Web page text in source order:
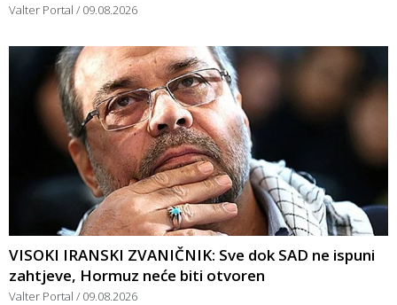
Valter Portal 09.08.2026
VISOKI IRANSKI ZVANIČNIK: Sve dok SAD ne ispuni
zahtjeve, Hormuz neće biti otvoren
Valter Portal 09.08.2026